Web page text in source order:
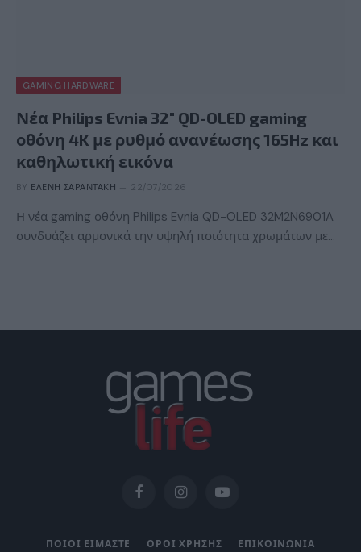
GAMING HARDWARE
Νέα Philips Evnia 32″ QD-OLED gaming
οθόνη 4K με ρυθμό ανανέωσης 165Hz και
καθηλωτική εικόνα
BY ΕΛΈΝΗ ΣΑΡΑΝΤΆΚΗ 22/07/2026
Η νέα gaming οθόνη Philips Evnia QD-OLED 32M2N6901A
συνδυάζει αρμονικά την υψηλή ποιότητα χρωμάτων με…
FacebookInstagramYouTube
ΠΟΙΟΙ ΕΙΜΑΣΤΕ ΟΡΟΙ ΧΡΗΣΗΣ ΕΠΙΚΟΙΝΩΝΙΑ